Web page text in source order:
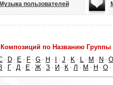
Музыка пользователей
Композиций по Названию
· D · E · F · G · H · · J · K · L · M · N · O
· Г · Д · Е · Ж · З · И · К · Л · М · Н · О ·